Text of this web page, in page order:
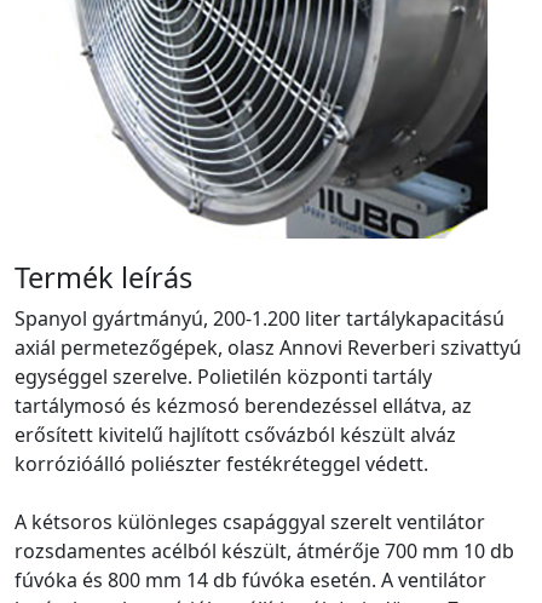
Termék leírás
Spanyol gyártmányú, 200-1.200 liter tartálykapacitású
axiál permetezőgépek, olasz Annovi Reverberi szivattyú
egységgel szerelve. Polietilén központi tartály
tartálymosó és kézmosó berendezéssel ellátva, az
erősített kivitelű hajlított csővázból készült alváz
korrózióálló poliészter festékréteggel védett.
A kétsoros különleges csapággyal szerelt ventilátor
rozsdamentes acélból készült, átmérője 700 mm 10 db
fúvóka és 800 mm 14 db fúvóka esetén. A ventilátor